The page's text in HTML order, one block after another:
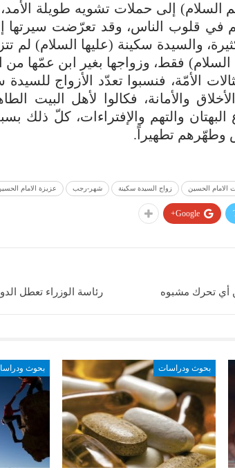
السلام) إلى حملات تشويه طويلة
في قلوب الناس، وقد تعرّضت سيرتها
والسيدة سكينة (عليها السلام) لم
السلام) فقط، وزواجها بغير ابن عمّها من
الأمّة، فنسبوا تعدّد الأزواج للسيدة
والأمانة، فكالوا لأهل البيت
والتهم والإفتراءات، كلّ ذلك
وطهّرهم تطهيراً.
الامام الحسين زواج السيدة سكينة شهر-رجب عزيزة الامام
Google+
عن أي تحرك مشبوه
رئاسة الوزراء تعطل
بحوث ودراسات بحوث